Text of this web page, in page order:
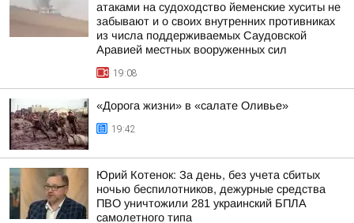
атаками на судоходство йеменские хуситы не
забывают и о своих внутренних противниках
из числа поддерживаемых Саудовской
Аравией местных вооруженных сил
19:08
«Дорога жизни» в «салате Оливье»
19:42
Юрий Котенок: За день, без учета сбитых
ночью беспилотников, дежурные средства
ПВО уничтожили 281 украинский БПЛА
самолетного типа